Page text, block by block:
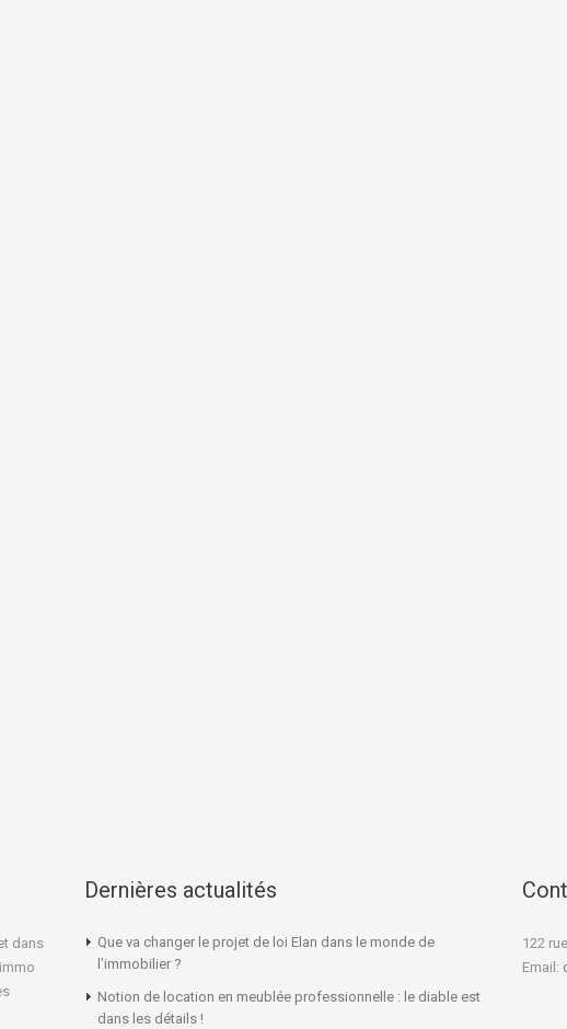
dans
Dernières actualités
Que va changer le projet de loi Elan dans le monde de
l’immobilier ?
Notion de location en meublée professionnelle : le diable est
dans les détails !
122
Email: